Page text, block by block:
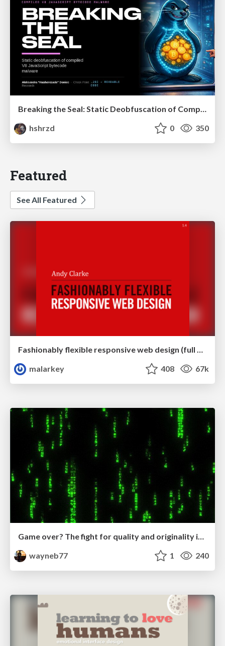
hshrzd
0 350
Featured
See All Featured
Fashionably flexible responsive web design (full day workshop)
malarkey
408 67k
Game over? The fight for quality and originality in the time of robots
wayneb77
1 240